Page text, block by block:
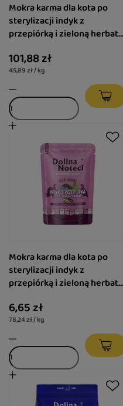
Mokra karma dla kota po
sterylizacji indyk z
przepiórką i zieloną herbatą
Pasztet & Filet zestaw 12 x
185 g
101,88 zł
45,89 zł / kg
Mokra karma dla kota po
sterylizacji indyk z
przepiórką i zieloną herbatą
Pasztet & Filet 85 g
6,65 zł
78,24 zł / kg